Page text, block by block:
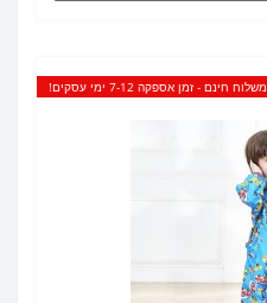
משלוח חינם - זמן אספקה 7-12 ימי עסקים!